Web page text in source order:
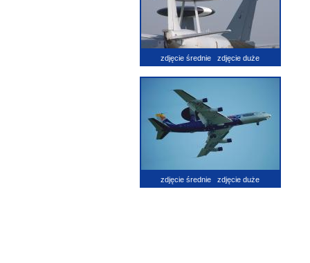
zdjęcie średnie zdjęcie duże
zdjęcie średnie zdjęcie duże